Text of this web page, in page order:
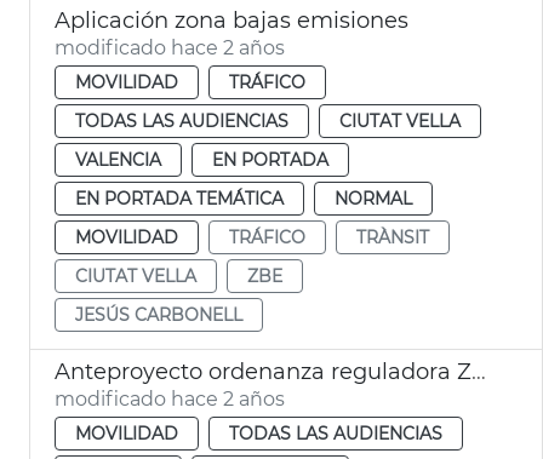
Aplicación zona bajas emisiones
modificado hace 2 años
MOVILIDAD
TRÁFICO
TODAS LAS AUDIENCIAS
CIUTAT VELLA
VALENCIA
EN PORTADA
EN PORTADA TEMÁTICA
NORMAL
MOVILIDAD
TRÁFICO
TRÀNSIT
CIUTAT VELLA
ZBE
JESÚS CARBONELL
Anteproyecto ordenanza reguladora ZBE
modificado hace 2 años
MOVILIDAD
TODAS LAS AUDIENCIAS